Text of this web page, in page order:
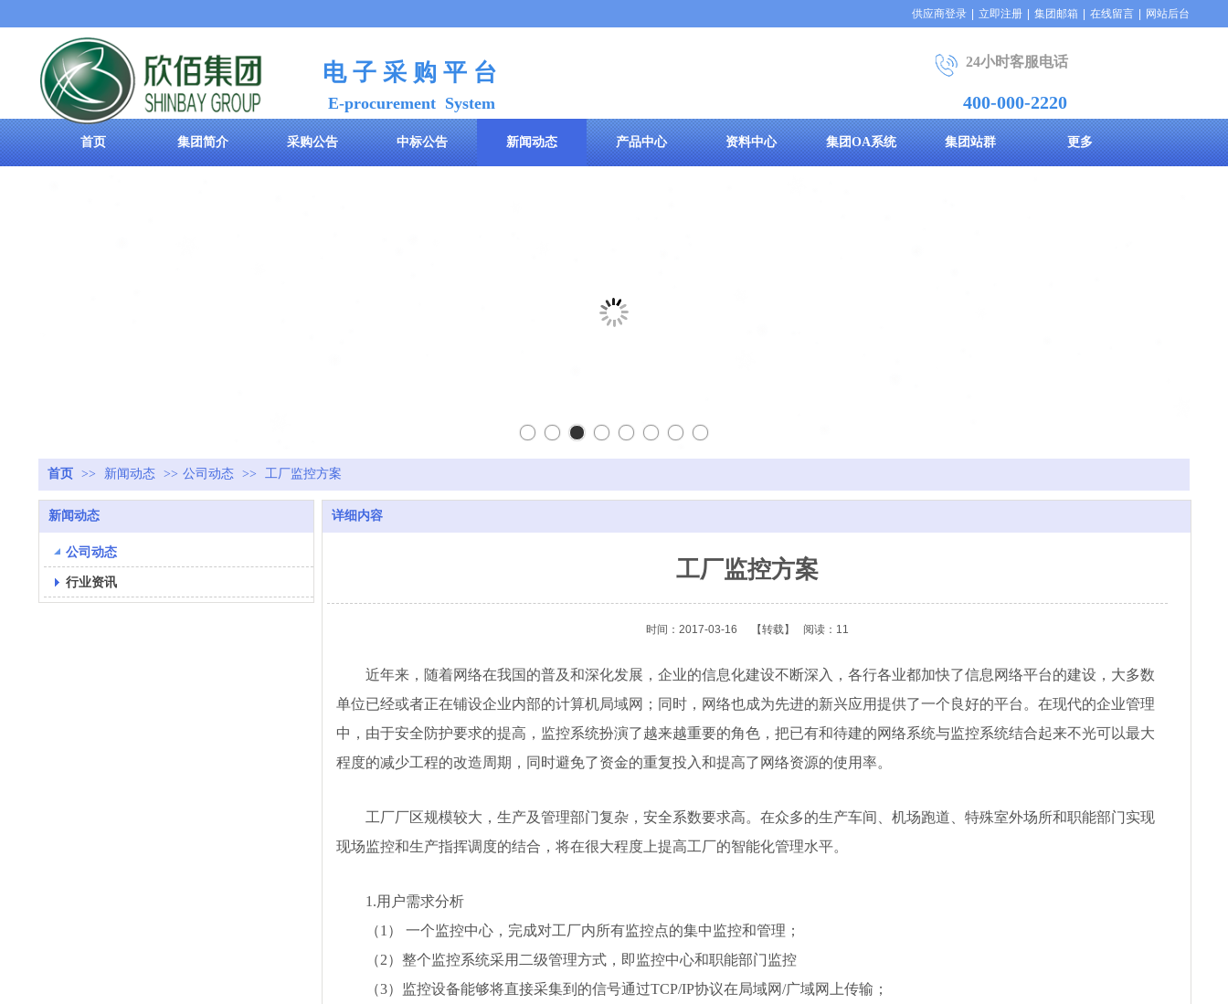
24小时客服电话
电 子 采 购 平 台
E-procurement System 400-000-2220
供应商登录 立即注册 集团邮箱 在线留言 网站后台
首页 集团简介 采购公告 中标公告 新闻动态 产品中心 资料中心 集团OA系统 集团站群 更多
首页 >> 新闻动态 >> 公司动态 >> 工厂监控方案
新闻动态
公司动态
行业资讯
详细内容
工厂监控方案
时间：2017-03-16 【转载】 阅读：11
近年来，随着网络在我国的普及和深化发展，企业的信息化建设不断深入，各行各业都加快了信息网络平台的建设，大多数
单位已经或者正在铺设企业内部的计算机局域网；同时，网络也成为先进的新兴应用提供了一个良好的平台。在现代的企业管理
中，由于安全防护要求的提高，监控系统扮演了越来越重要的角色，把已有和待建的网络系统与监控系统结合起来不光可以最大
程度的减少工程的改造周期，同时避免了资金的重复投入和提高了网络资源的使用率。
工厂厂区规模较大，生产及管理部门复杂，安全系数要求高。在众多的生产车间、机场跑道、特殊室外场所和职能部门实现
现场监控和生产指挥调度的结合，将在很大程度上提高工厂的智能化管理水平。
1.用户需求分析
（1） 一个监控中心，完成对工厂内所有监控点的集中监控和管理；
（2）整个监控系统采用二级管理方式，即监控中心和职能部门监控
（3）监控设备能够将直接采集到的信号通过TCP/IP协议在局域网/广域网上传输；